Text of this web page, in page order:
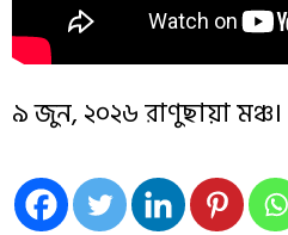
৯ জুন, ২০২৬ রাণুছায়া মঞ্চ।